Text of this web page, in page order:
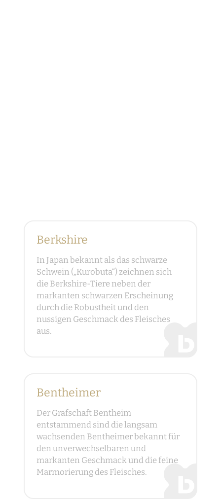
Berkshire
In Japan bekannt als das schwarze
Schwein („Kurobuta“) zeichnen sich
die Berkshire-Tiere neben der
markanten schwarzen Erscheinung
durch die Robustheit und den
nussigen Geschmack des Fleisches
aus.
Bentheimer
Der Grafschaft Bentheim
entstammend sind die langsam
wachsenden Bentheimer bekannt für
den unverwechselbaren und
markanten Geschmack und die feine
Marmorierung des Fleisches.